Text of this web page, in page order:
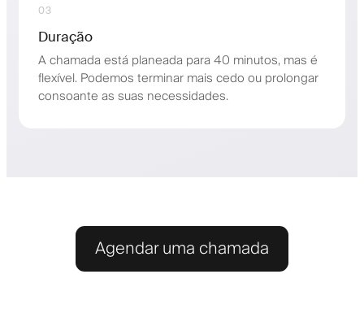
03
Duração
A chamada está planeada para 40 minutos, mas é
flexível. Podemos terminar mais cedo ou prolongar
consoante as suas necessidades.
Agendar uma chamada